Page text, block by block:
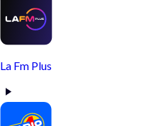
La Fm Plus